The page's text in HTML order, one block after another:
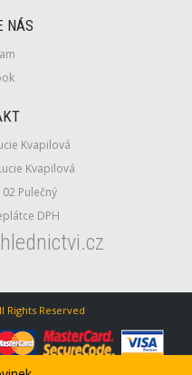
NÁS
Kvapilová
Kvapilová
Pulečný
DPH
Rights Reserved